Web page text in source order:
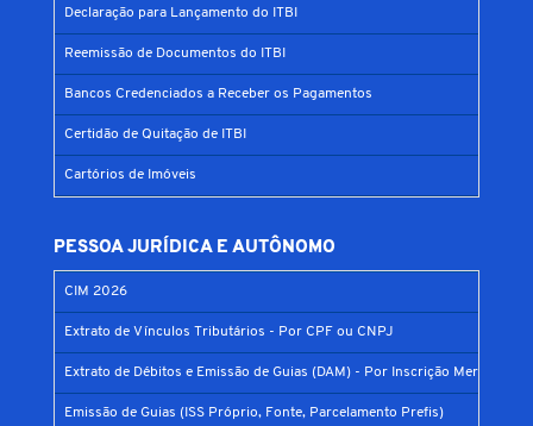
Declaração para Lançamento do ITBI
Reemissão de Documentos do ITBI
Bancos Credenciados a Receber os Pagamentos
Certidão de Quitação de ITBI
Cartórios de Imóveis
PESSOA JURÍDICA E AUTÔNOMO
CIM 2026
Extrato de Vínculos Tributários - Por CPF ou CNPJ
Extrato de Débitos e Emissão de Guias (DAM) - Por Inscrição Mercantil
Emissão de Guias (ISS Próprio, Fonte, Parcelamento Prefis)